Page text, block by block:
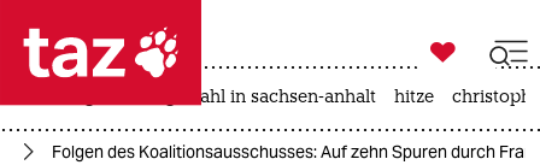
 taz zahl ich
taz zahl ich

taz zahl ich
landtagswahl in sachsen-anhalt hitze
Folgen des Koalitionsausschusses: Auf zehn Spuren durch